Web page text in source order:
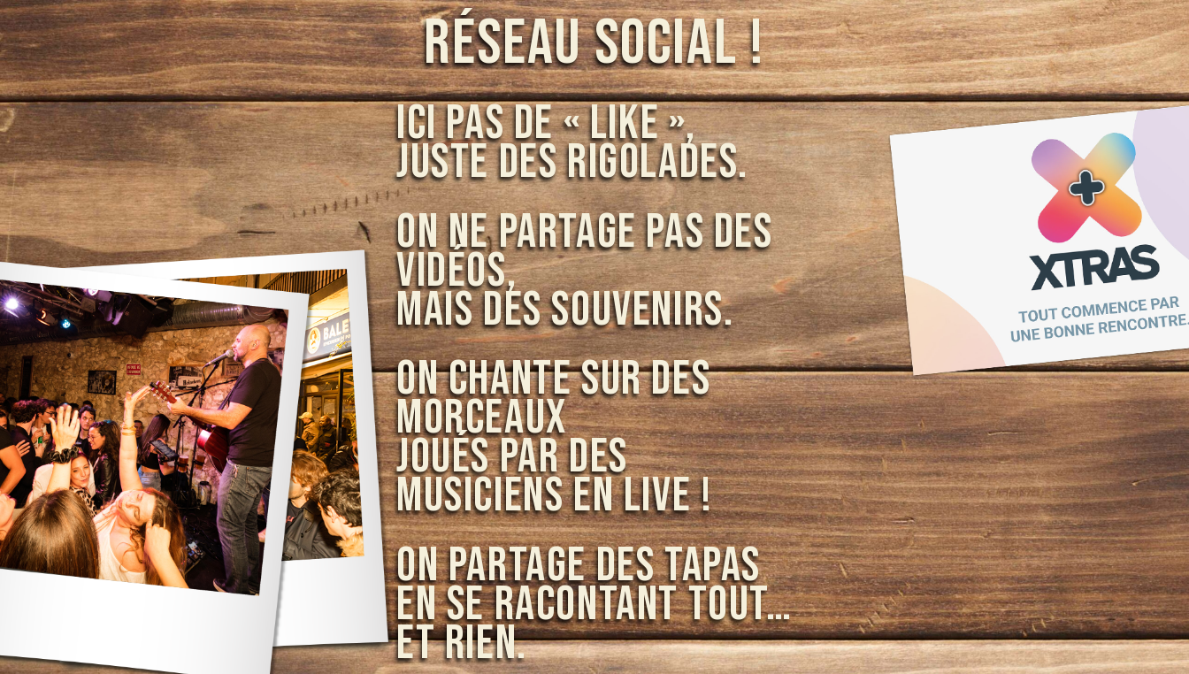
réseau social !
Ici pas de « Like »,
juste des rigolades.
On ne partage pas des
vidéos,
mais des souvenirs.
on chante sur des
morceaux
joués par des
musiciens en live !
on partage des tapas
en se racontant tout…
et rien.